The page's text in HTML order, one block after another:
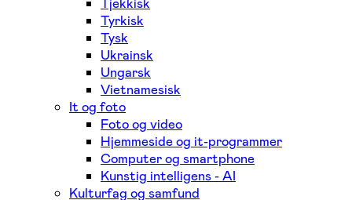
Tyrkisk
Tysk
Ukrainsk
Ungarsk
Vietnamesisk
It og foto
Foto og video
Hjemmeside og it-programmer
Computer og smartphone
Kunstig intelligens - AI
Kulturfag og samfund